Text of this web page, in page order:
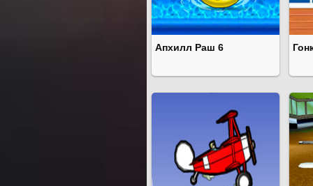
Апхилл Раш 6